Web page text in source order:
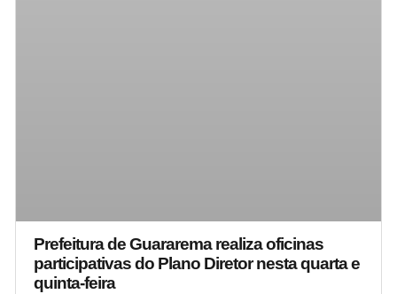
Prefeitura de Guararema realiza oficinas
participativas do Plano Diretor nesta quarta e
quinta-feira